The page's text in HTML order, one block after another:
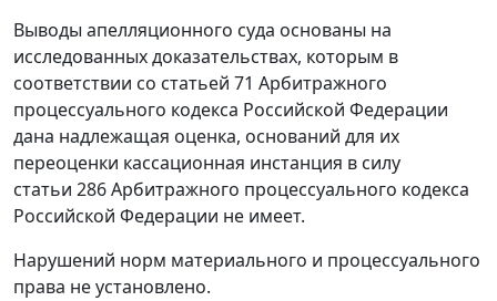
Выводы апелляционного суда основаны на
исследованных доказательствах, которым в
соответствии со статьей 71 Арбитражного
процессуального кодекса Российской Федерации
дана надлежащая оценка, оснований для их
переоценки кассационная инстанция в силу
статьи 286Арбитражного процессуального кодекса
Российской Федерации не имеет.
Нарушений норм материального и процессуального
права не установлено.